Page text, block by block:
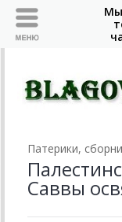
Патерики,
Саввы